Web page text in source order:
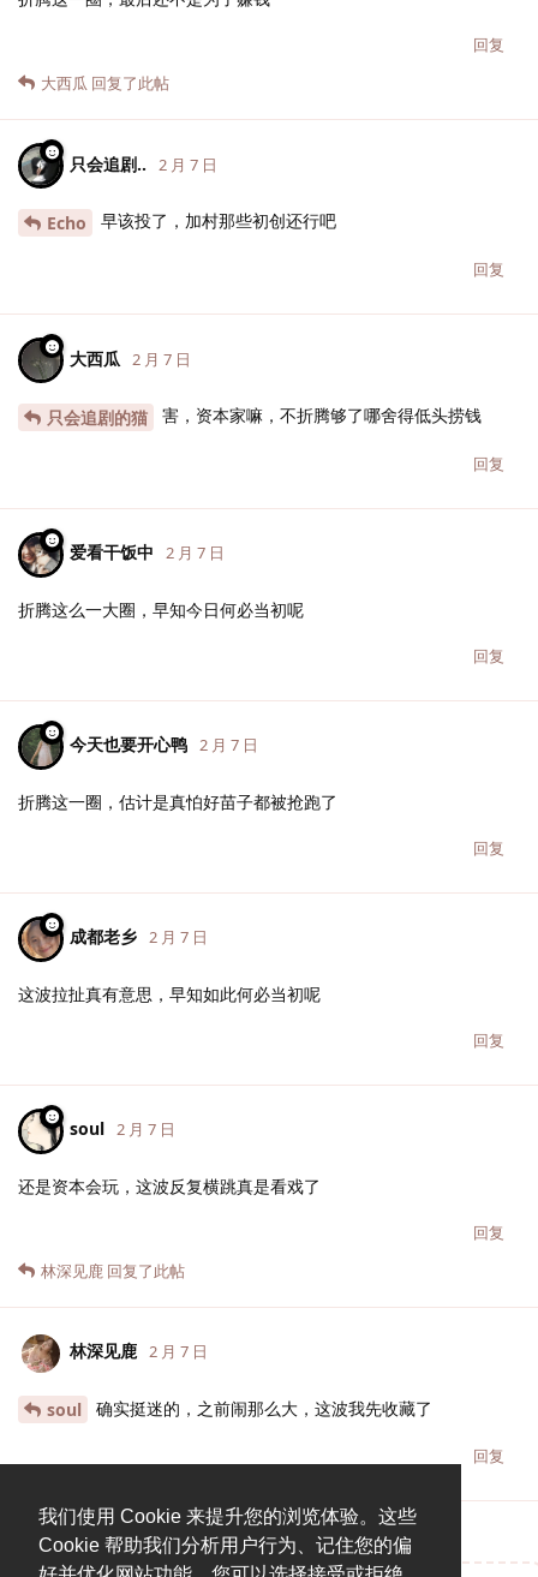
我们使用 Cookie 来提升您的浏览体验。这些
Cookie 帮助我们分析用户行为、记住您的偏
回复
大西瓜 回复了此帖
只会追剧.. 2 月 7 日
Echo 早该投了，加村那些初创还行吧
回复
大西瓜 2 月 7 日
只会追剧的猫 害，资本家嘛，不折腾够了哪舍得低头捞钱
回复
爱看干饭中 2 月 7 日
折腾这么一大圈，早知今日何必当初呢
回复
今天也要开心鸭 2 月 7 日
折腾这一圈，估计是真怕好苗子都被抢跑了
回复
成都老乡 2 月 7 日
这波拉扯真有意思，早知如此何必当初呢
回复
soul 2 月 7 日
还是资本会玩，这波反复横跳真是看戏了
回复
林深见鹿 回复了此帖
林深见鹿 2 月 7 日
soul 确实挺迷的，之前闹那么大，这波我先收藏了
回复